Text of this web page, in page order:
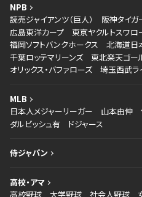
NPB
読売ジャイアンツ（巨人）
阪神タイガ
広島東洋カープ
東京ヤクルトスワロ
福岡ソフトバンクホークス
北海道日
千葉ロッテマリーンズ
東北楽天ゴー
オリックス・バファローズ
埼玉西武ラ
MLB
日本人メジャーリーガー
山本由伸
ダルビッシュ有
ドジャース
侍ジャパン
高校・アマ
高校野球
大学野球 社会人野球